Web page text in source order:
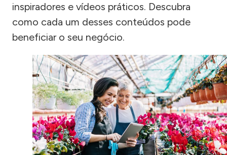
inspiradores e vídeos práticos. Descubra
como cada um desses conteúdos pode
beneficiar o seu negócio.